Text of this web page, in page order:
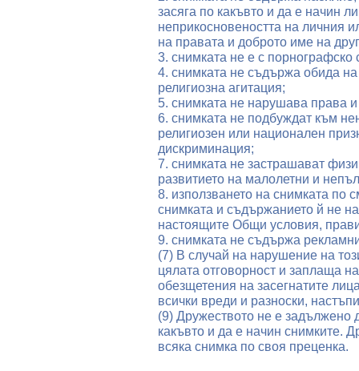
засяга по какъвто и да е начин
неприкосновеността на личния
на правата и доброто име на
3. снимката не е с
4. снимката не съдържа обида
религиозна агитация;
5. снимката не нарушава права
6. снимката не подбуждат към
религиозен или национален
дискриминация;
7. снимката не застрашават
развитието на малолетни и
8. използването на снимката
снимката и съдържанието й не
настоящите Общи условия,
9. снимката не съдържа
(7) В случай на нарушение на
цялата отговорност и заплаща
обезщетения на засегнатите
всички вреди и разноски,
(9) Дружеството не е задължено
какъвто и да е начин снимките.
всяка снимка по своя преценка.